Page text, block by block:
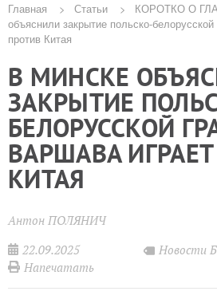
Строка
навигации
Главная Статьи КОРОТКО О
объяснили закрытие польско-
против Китая
В МИНСКЕ
ЗАКРЫТИЕ
БЕЛОРУССКОЙ
ВАРШАВА
КИТАЯ
Антон ПОЛЯНИЧ
22.09.2025
Новости
Напечатать